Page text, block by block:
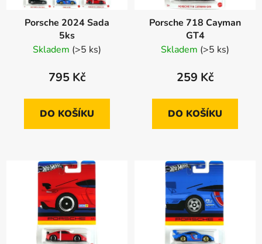
Porsche 2024 Sada
5ks
Skladem (>5 ks)
795 Kč
DO KOŠÍKU
Porsche 718 Cayman
GT4
Skladem (>5 ks)
259 Kč
DO KOŠÍKU